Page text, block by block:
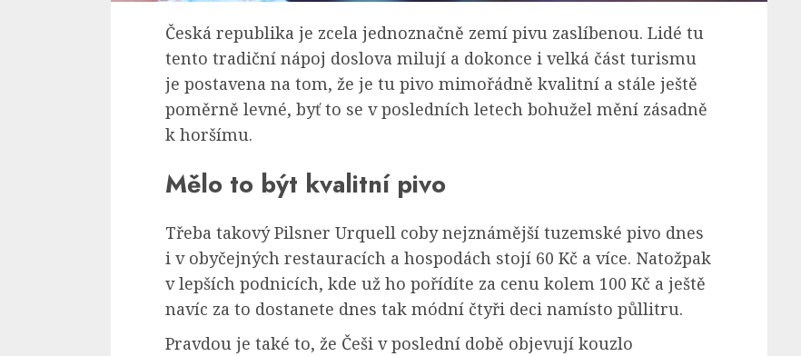
Česká republika je zcela jednoznačně zemí pivu zaslíbenou. Lidé tu
tento tradiční nápoj doslova milují a dokonce i velká část turismu
je postavena na tom, že je tu pivo mimořádně kvalitní a stále ještě
poměrně levné, byť to se v posledních letech bohužel mění zásadně
k horšímu.
Mělo to být kvalitní pivo
Třeba takový Pilsner Urquell coby nejznámější tuzemské pivo dnes
i v obyčejných restauracích a hospodách stojí 60 Kč a více. Natožpak
v lepších podnicích, kde už ho pořídíte za cenu kolem 100 Kč a ještě
navíc za to dostanete dnes tak módní čtyři deci namísto půllitru.
Pravdou je také to, že Češi v poslední době objevují kouzlo